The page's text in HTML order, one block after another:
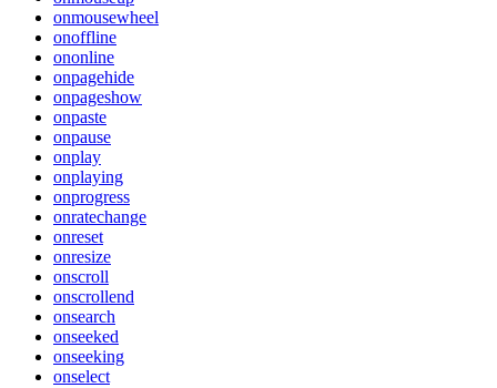
onmousewheel
onoffline
ononline
onpagehide
onpageshow
onpaste
onpause
onplay
onplaying
onprogress
onratechange
onreset
onresize
onscroll
onscrollend
onsearch
onseeked
onseeking
onselect